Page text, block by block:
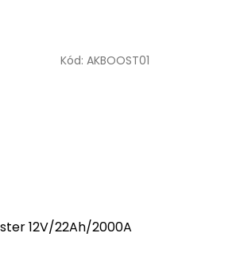
12V/22Ah/2000A
Kód: AKBOOST01